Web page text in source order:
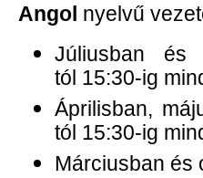
Angol nyelvű
Júliusban és
tól 15:30-ig
Áprilisban,
tól 15:30-ig
Márciusban és